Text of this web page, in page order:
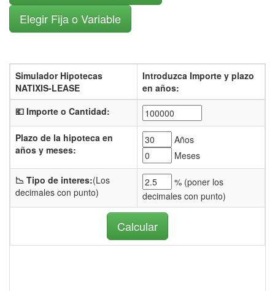
Elegir Fija o Variable
Simulador Hipotecas
NATIXIS-LEASE
Introduzca Importe y plazo
en años:
💶 Importe o Cantidad:
Plazo de la hipoteca en
años y meses:
Años
Meses
📉 Tipo de interes:(Los
decimales con punto)
% (poner los
decimales con punto)